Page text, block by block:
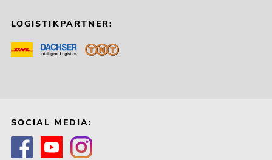
LOGISTIKPARTNER:
SOCIAL MEDIA: